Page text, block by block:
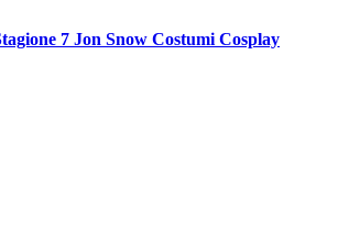
7 Jon Snow Costumi Cosplay